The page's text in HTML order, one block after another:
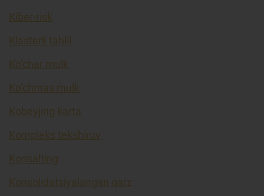
Kiber-risk
Klasterli tahlil
Ko’char mulk
Ko’chmas mulk
Kobeyjing karta
Kompleks tekshiruv
Konsalting
Konsolidatsiyalangan qarz